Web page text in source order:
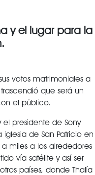
y el lugar para la
votos matrimoniales a
que será un
el público.
presidente de Sony
de San Patricio en
miles a los alrededores
vía satélite y así ser
países, donde Thalía